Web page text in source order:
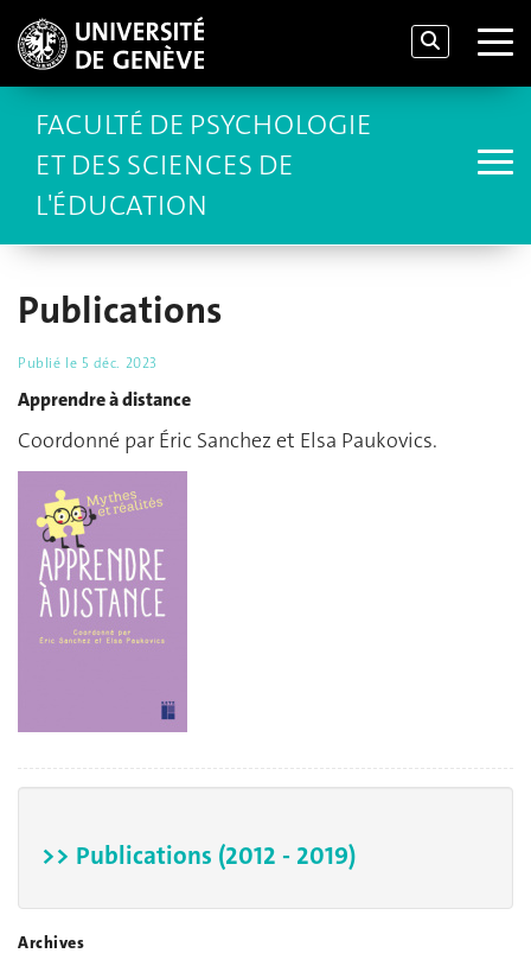
FACULTÉ DE PSYCHOLOGIE
ET DES SCIENCES DE
L'ÉDUCATION
Publications
Publié le 5 déc. 2023
Apprendre à distance
Coordonné par Éric Sanchez et Elsa Paukovics.
>> Publications (2012 - 2019)
Archives